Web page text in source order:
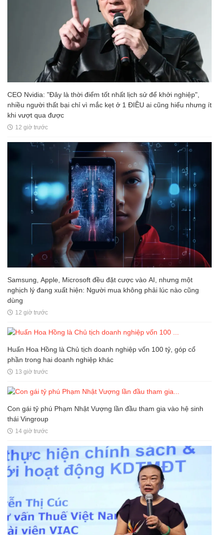
CEO Nvidia: "Đây là thời điểm tốt nhất lịch sử để khởi nghiệp",
nhiều người thất bại chỉ vì mắc kẹt ở 1 ĐIỀU ai cũng hiểu nhưng ít
khi vượt qua được
12 giờ trước
Samsung, Apple, Microsoft đều đặt cược vào AI, nhưng một
nghịch lý đang xuất hiện: Người mua không phải lúc nào cũng
dùng
12 giờ trước
Huấn Hoa Hồng là Chủ tịch doanh nghiệp vốn 100 tỷ, góp cổ
phần trong hai doanh nghiệp khác
13 giờ trước
Con gái tỷ phú Phạm Nhật Vượng lần đầu tham gia vào hệ sinh
thái Vingroup
14 giờ trước